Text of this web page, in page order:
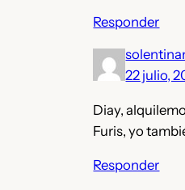
Responder
22 julio,
Diay,
Furis, yo
Responder